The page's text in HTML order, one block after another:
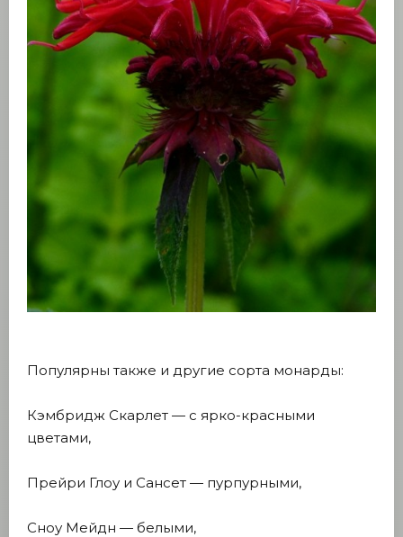
Популярны также и другие сорта монарды:
Кэмбридж Скарлет — с ярко-красными
цветами,
Прейри Глоу и Сансет — пурпурными,
Сноу Мейдн — белыми,